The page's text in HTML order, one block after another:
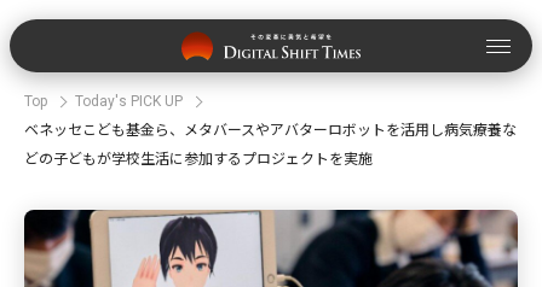
Top
Today's PICK UP
ベネッセこども基金ら、メタバースやアバターロボットを活用し病気療養な
どの子どもが学校生活に参加するプロジェクトを実施